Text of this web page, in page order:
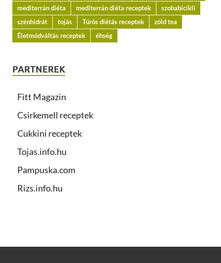
mediterrán diéta
mediterrán diéta receptek
szobabicikli
szénhidrát
tojás Túrós diétás receptek
zöld tea
Életmódváltás receptek
éhség
PARTNEREK
Fitt Magazin
Csirkemell receptek
Cukkini receptek
Tojas.info.hu
Pampuska.com
Rizs.info.hu